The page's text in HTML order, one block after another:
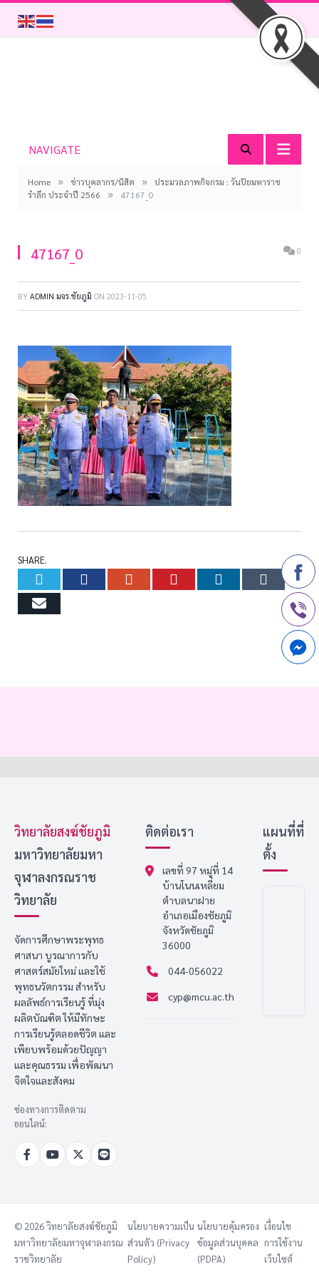
NAVIGATE
Home » ข่าวบุคลากร/นิสิต »
ประมวลภาพกิจกรม : วันปิยมหาราช
รำลึก ประจำปี 2566
» 47167_0
47167_0 0
BY ADMIN มจร.ชัยภูมิ ON 2023-11-05
SHARE.
TwitterFacebookGoogle+PinterestLinkedIn
Email
วิทยาลัยสงฆ์ชัยภูมิ
มหาวิทยาลัยมหา
จุฬาลงกรณราช
วิทยาลัย
จัดการศึกษาพระพุทธ
ศาสนา บูรณาการกับ
ศาสตร์สมัยใหม่ และใช้
พุทธนวัตกรรม สำหรับ
ผลลัพธ์การเรียนรู้ ที่มุ่ง
ผลิตบัณฑิต ให้มีทักษะ
การเรียนรู้ตลอดชีวิต และ
เพียบพร้อมด้วยปัญญา
และคุณธรรม เพื่อพัฒนา
จิตใจและสังคม
ช่องทางการติดตาม
ออนไลน์:
ติดต่อเรา
เลขที่ 97 หมู่ที่ 14
บ้านโนนเหลี่ยม
ตำบลนาฝาย
อำเภอเมืองชัยภูมิ
จังหวัดชัยภูมิ
36000
044-056022
cyp@mcu.ac.th
แผนที่ที่
ตั้ง
© 2026 วิทยาลัยสงฆ์ชัยภูมิ
มหาวิทยาลัยมหาจุฬาลงกรณ
ราชวิทยาลัย
นโยบายความเป็น
ส่วนตัว (Privacy
Policy)
นโยบายคุ้มครอง
ข้อมูลส่วนบุคคล
(PDPA)
เงื่อนไข
การใช้งาน
เว็บไซต์